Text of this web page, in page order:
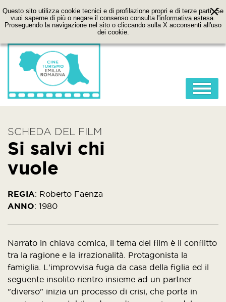
Questo sito utilizza cookie tecnici e di profilazione propri e di terze parti. Se
vuoi saperne di più o negare il consenso consulta l'informativa estesa.
Proseguendo la navigazione nel sito o cliccando sulla X acconsenti all'uso
dei cookie.
ABOUT
SCHEDA DEL FILM
Si salvi chi
vuole
REGIA: Roberto Faenza
ANNO: 1980
Narrato in chiava comica, il tema del film è il conflitto
tra la ragione e la irrazionalità. Protagonista la
famiglia. L'improvvisa fuga da casa della figlia ed il
seguente insolito rientro insieme ad un partner
"diverso" inizia un processo di crisi, che porta in